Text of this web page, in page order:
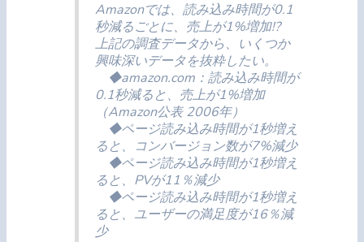
Amazonでは、読み込み時間が0.1
秒減るごとに、売上が1%増加!?
上記の調査データから、いくつか
興味深いデータを抜粋したい。
◆amazon.com：読み込み時間が
0.1秒減ると、売上が1%増加
（Amazon公表 2006年）
◆ページ読み込み時間が1秒増え
ると、コンバージョン数が7%減少
◆ページ読み込み時間が1秒増え
ると、PVが11％減少
◆ページ読み込み時間が1秒増え
ると、ユーザーの満足度が16％減
少